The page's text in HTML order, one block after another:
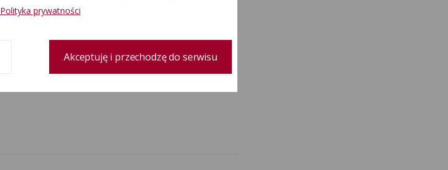
Polityka prywatności
Akceptuję i przechodzę do serwisu